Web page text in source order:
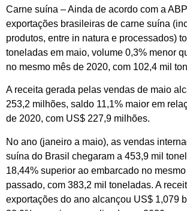
Carne suína – Ainda de acordo com a
exportações brasileiras de carne suína
produtos, entre in natura e processados)
toneladas em maio, volume 0,3% menor
no mesmo mês de 2020, com 102,4 mil
A receita gerada pelas vendas de maio
253,2 milhões, saldo 11,1% maior em
de 2020, com US$ 227,9 milhões.
No ano (janeiro a maio), as vendas
suína do Brasil chegaram a 453,9 mil
18,44% superior ao embarcado no
passado, com 383,2 mil toneladas. A
exportações do ano alcançou US$ 1,079